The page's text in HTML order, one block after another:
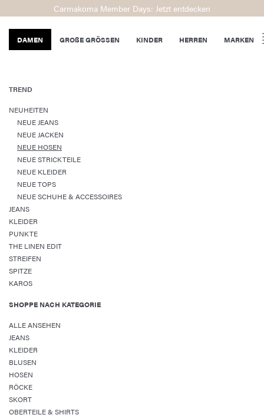
Carmakoma Member Days: Jetzt entdecken
DAMEN GROßE GRÖSSEN KINDER HERREN MARKEN
TREND
NEUHEITEN
NEUE JEANS
NEUE JACKEN
NEUE HOSEN
NEUE STRICKTEILE
NEUE KLEIDER
NEUE TOPS
NEUE SCHUHE & ACCESSOIRES
JEANS
KLEIDER
PUNKTE
THE LINEN EDIT
STREIFEN
SPITZE
KAROS
SHOPPE NACH KATEGORIE
ALLE ANSEHEN
JEANS
KLEIDER
BLUSEN
HOSEN
RÖCKE
SKORT
OBERTEILE & SHIRTS